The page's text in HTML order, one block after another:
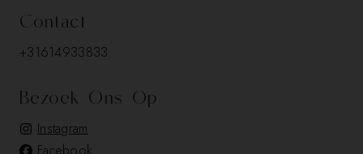
Contact
+31614933833
Bezoek Ons Op
Instagram
Facebook